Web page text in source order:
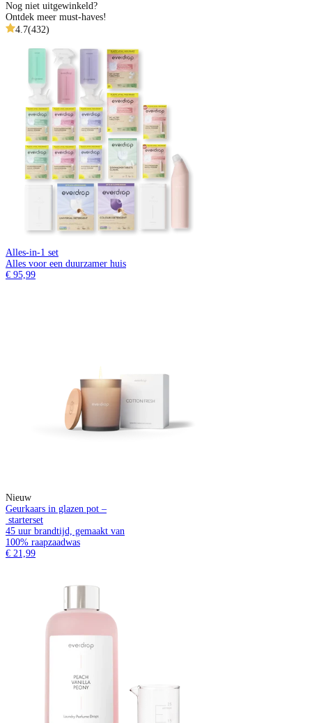
Nog niet uitgewinkeld?
Ontdek meer must-haves!
4.7(432)
Alles-in-1 set
Alles voor een duurzamer huis
€ 95,99
Nieuw
Geurkaars in glazen pot –
starterset
45 uur brandtijd, gemaakt van
100% raapzaadwas
€ 21,99